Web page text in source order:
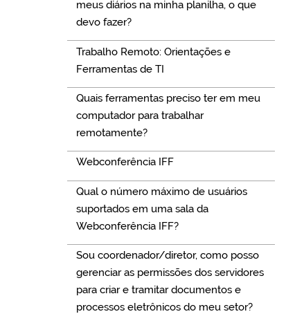
meus diários na minha planilha, o que
devo fazer?
Trabalho Remoto: Orientações e
Ferramentas de TI
Quais ferramentas preciso ter em meu
computador para trabalhar
remotamente?
Webconferência IFF
Qual o número máximo de usuários
suportados em uma sala da
Webconferência IFF?
Sou coordenador/diretor, como posso
gerenciar as permissões dos servidores
para criar e tramitar documentos e
processos eletrônicos do meu setor?